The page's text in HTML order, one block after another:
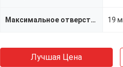
Максимальное отверстие 19
Лучшая Цена